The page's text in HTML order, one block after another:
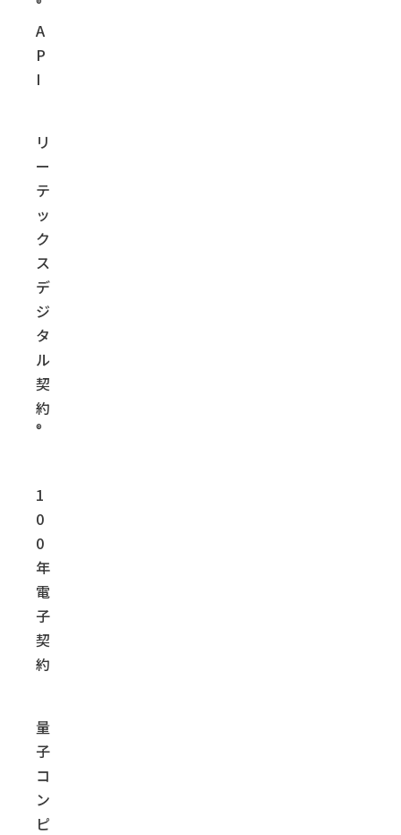
A
P
I
リ
ー
テ
ッ
ク
ス
デ
ジ
タ
ル
契
約
®
1
0
0
年
電
子
契
約
量
子
コ
ン
ピ